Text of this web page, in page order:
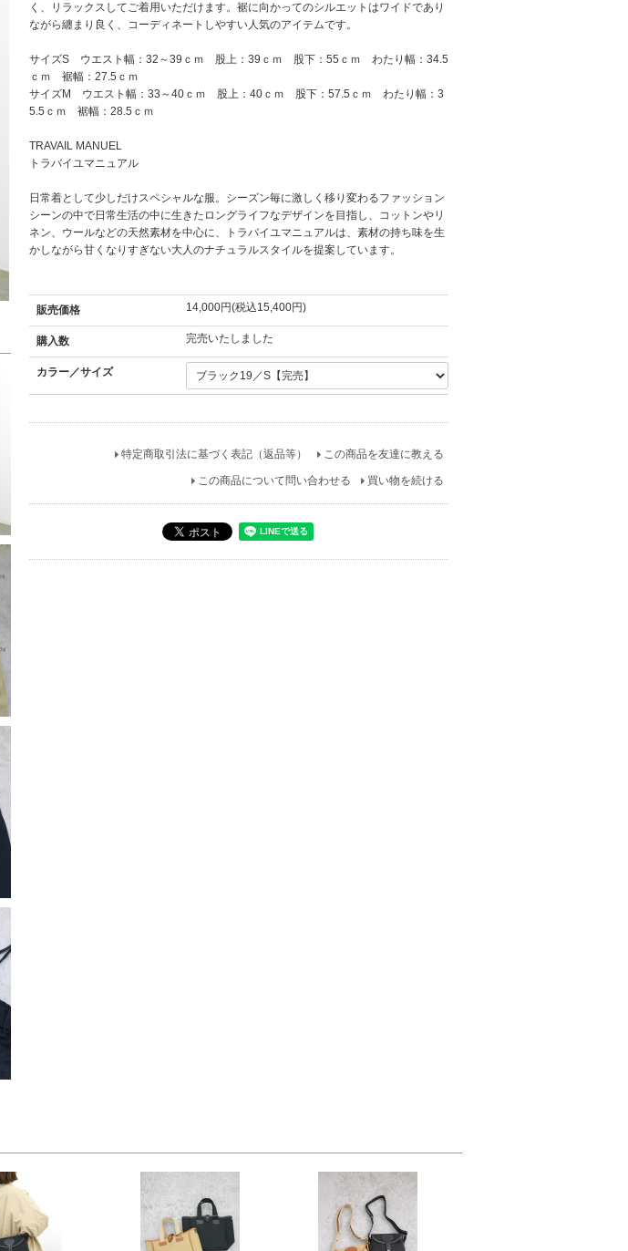
く、リラックスしてご着用いただけます。裾に向かってのシルエットはワイドであり
ながら纏まり良く、コーディネートしやすい人気のアイテムです。
サイズS ウエスト幅：32～39ｃｍ 股上：39ｃｍ 股下：55ｃｍ わたり幅：34.5
ｃｍ 裾幅：27.5ｃｍ
サイズM ウエスト幅：33～40ｃｍ 股上：40ｃｍ 股下：57.5ｃｍ わたり幅：3
5.5ｃｍ 裾幅：28.5ｃｍ
TRAVAIL MANUEL
トラバイユマニュアル
日常着として少しだけスペシャルな服。シーズン毎に激しく移り変わるファッション
シーンの中で日常生活の中に生きたロングライフなデザインを目指し、コットンやリ
ネン、ウールなどの天然素材を中心に、トラバイユマニュアルは、素材の持ち味を生
かしながら甘くなりすぎない大人のナチュラルスタイルを提案しています。
販売価格 14,000円(税込15,400円)
購入数 完売いたしました
カラー／サイズ
特定商取引法に基づく表記（返品等） この商品を友達に教える
この商品について問い合わせる 買い物を続ける